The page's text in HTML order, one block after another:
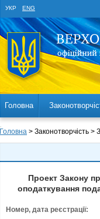
УКР ENG
Головна
Головна > Законотворчість >
Проект Закону
оподаткування
Номер, дата реєстрації: